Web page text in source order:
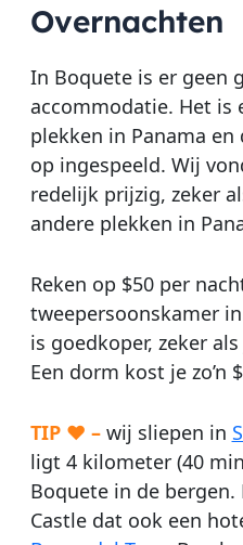
Overnachten
In Boquete is er geen
accommodatie. Het is
plekken in Panama en
op ingespeeld. Wij
redelijk prijzig, zeker
andere plekken in
Reken op $50 per
tweepersoonskamer
is goedkoper, zeker
Een dorm kost je zo’n
TIP ♥ –wij sliepen in
ligt 4 kilometer (40
Boquete in de
Castle dat ook een